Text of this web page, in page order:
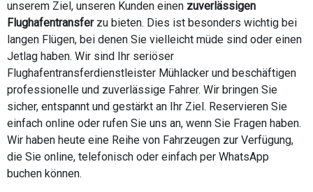
unserem Ziel, unseren Kunden einen zuverlässigen
Flughafentransferzu bieten. Dies ist besonders wichtig bei
langen Flügen, bei denen Sie vielleicht müde sind oder einen
Jetlag haben. Wir sind Ihr seriöser
Flughafentransferdienstleister Mühlacker und beschäftigen
professionelle und zuverlässige Fahrer. Wir bringen Sie
sicher, entspannt und gestärkt an Ihr Ziel. Reservieren Sie
einfach online oder rufen Sie uns an, wenn Sie Fragen haben.
Wir haben heute eine Reihe von Fahrzeugen zur Verfügung,
die Sie online, telefonisch oder einfach per WhatsApp
buchen können.